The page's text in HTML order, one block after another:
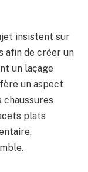
insistent sur
afin de créer un
un laçage
un aspect
chaussures
plats